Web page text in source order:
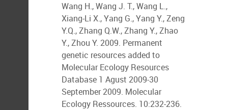
Wang H., Wang J. T., Wang L.,
Xiang-Li X., Yang G., Yang Y., Zeng
Y.Q., Zhang Q.W., Zhang Y., Zhao
Y., Zhou Y. 2009. Permanent
genetic resources added to
Molecular Ecology Resources
Database 1 Agust 2009-30
September 2009. Molecular
Ecology Ressources. 10:232-236.